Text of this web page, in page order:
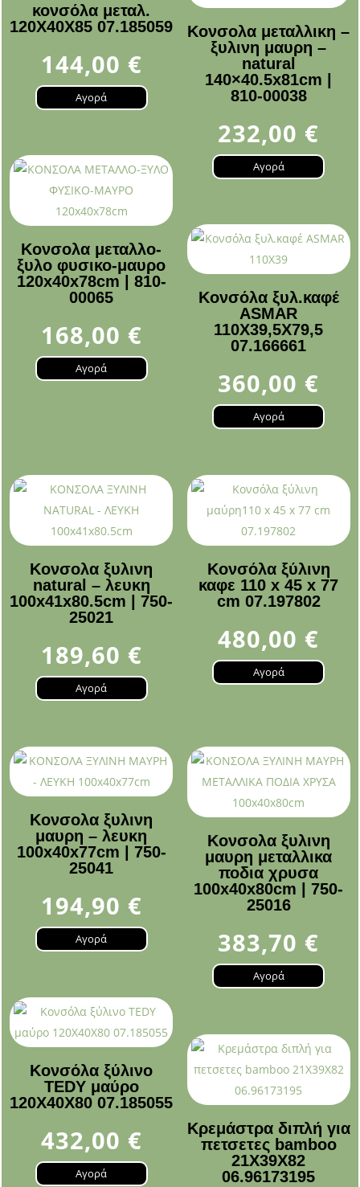
κονσόλα μεταλ.
120Χ40Χ85 07.185059
144,00 €
Αγορά
Κονσολα μεταλλικη –
ξυλινη μαυρη –
natural
140×40.5x81cm |
810-00038
232,00 €
Αγορά
Κονσολα μεταλλο-
ξυλο φυσικο-μαυρο
120x40x78cm | 810-
00065
168,00 €
Αγορά
Κονσόλα ξυλ.καφέ
ASMAR
110X39,5X79,5
07.166661
360,00 €
Αγορά
Κονσολα ξυλινη
natural – λευκη
100x41x80.5cm | 750-
25021
189,60 €
Αγορά
Κονσόλα ξύλινη
καφε 110 x 45 x 77
cm 07.197802
480,00 €
Αγορά
Κονσολα ξυλινη
μαυρη – λευκη
100x40x77cm | 750-
25041
194,90 €
Αγορά
Κονσολα ξυλινη
μαυρη μεταλλικα
ποδια χρυσα
100x40x80cm | 750-
25016
383,70 €
Αγορά
Κονσόλα ξύλινο
TEDY μαύρο
120Χ40Χ80 07.185055
432,00 €
Αγορά
Κρεμάστρα διπλή για
πετσετες bamboo
21X39X82
06.96173195